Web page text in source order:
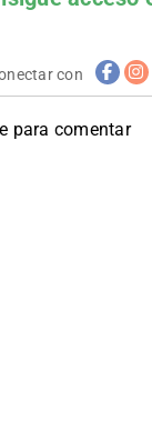
con
para comentar